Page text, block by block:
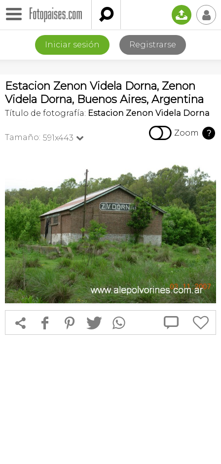
 📤 👤
Iniciar sesión Registrarse
Estacion Zenon Videla Dorna, Zenon
Videla Dorna, Buenos Aires, Argentina
Título de fotografía: Estacion Zenon Videla Dorna
Tamaño: 591x443   Zoom ?
 f 1 T  